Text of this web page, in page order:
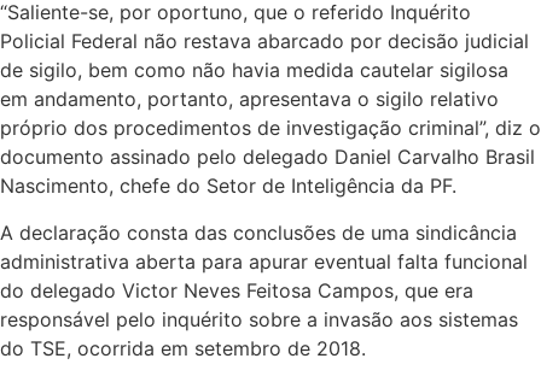
“Saliente-se, por oportuno, que o referido Inquérito
Policial Federal não restava abarcado por decisão judicial
de sigilo, bem como não havia medida cautelar sigilosa
em andamento, portanto, apresentava o sigilo relativo
próprio dos procedimentos de investigação criminal”, diz o
documento assinado pelo delegado Daniel Carvalho Brasil
Nascimento, chefe do Setor de Inteligência da PF.
A declaração consta das conclusões de uma sindicância
administrativa aberta para apurar eventual falta funcional
do delegado Victor Neves Feitosa Campos, que era
responsável pelo inquérito sobre a invasão aos sistemas
do TSE, ocorrida em setembro de 2018.